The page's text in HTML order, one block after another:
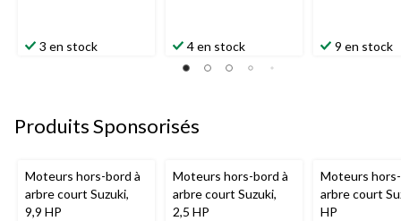
3 en stock 4 en stock 9 en stock
Produits Sponsorisés
Moteurs hors-bord à
arbre court Suzuki,
9,9 HP
Moteurs hors-bord à
arbre court Suzuki,
2,5 HP
Moteurs
arbre court
HP